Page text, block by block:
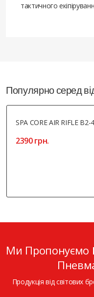
тактичного
Популярно серед
SPA CORE AIR RIFLE B2-
2390 грн.
Ми Пропонуємо
Продукція від світових